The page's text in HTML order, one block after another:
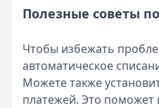
Полезные советы
Чтобы избежать
автоматическое
Можете также
платежей. Это поможет